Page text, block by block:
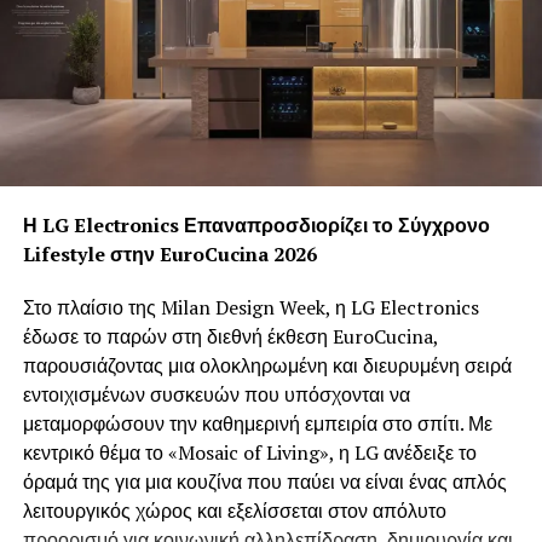
Η LG Electronics Επαναπροσδιορίζει το Σύγχρονο
Lifestyle στην EuroCucina 2026
Στο πλαίσιο της Milan Design Week, η LG Electronics
έδωσε το παρών στη διεθνή έκθεση EuroCucina,
παρουσιάζοντας μια ολοκληρωμένη και διευρυμένη σειρά
εντοιχισμένων συσκευών που υπόσχονται να
μεταμορφώσουν την καθημερινή εμπειρία στο σπίτι. Με
κεντρικό θέμα το «Mosaic of Living», η LG ανέδειξε το
όραμά της για μια κουζίνα που παύει να είναι ένας απλός
λειτουργικός χώρος και εξελίσσεται στον απόλυτο